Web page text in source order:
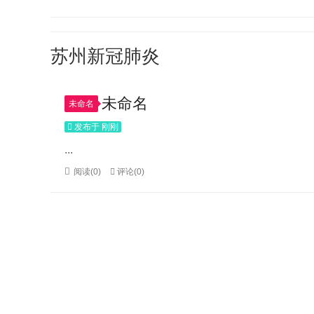
苏州新冠肺炎
未命名 未命名
发布于 刚刚
...
阅读(0) 评论(0)